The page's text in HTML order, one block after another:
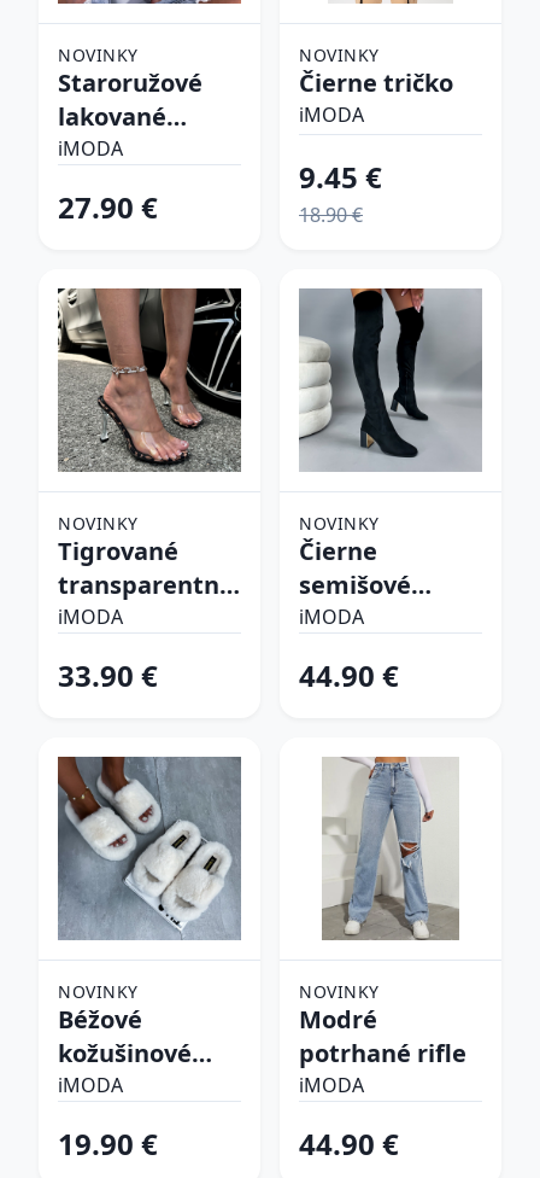
NOVINKY
Staroružové
lakované
lodičky
iMODA
27.90 €
NOVINKY
Čierne tričko
iMODA
9.45 €
18.90 €
NOVINKY
Tigrované
transparentné
sandále
iMODA
33.90 €
NOVINKY
Čierne
semišové
vysoké čižmy
iMODA
44.90 €
NOVINKY
Béžové
kožušinové
šlapky
iMODA
19.90 €
NOVINKY
Modré
potrhané rifle
iMODA
44.90 €